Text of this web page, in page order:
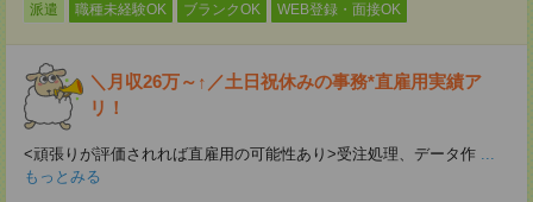
派遣
職種未経験OK ブランクOK WEB登録・面接OK
＼月収26万～↑／土日祝休みの事務*直雇用実績ア
リ！
<頑張りが評価されれば直雇用の可能性あり>受注処理、データ作 ...
もっとみる